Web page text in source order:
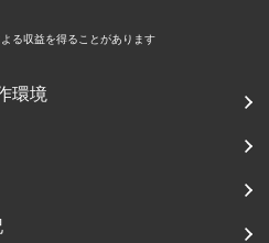
る収益を得ることがあります
環境